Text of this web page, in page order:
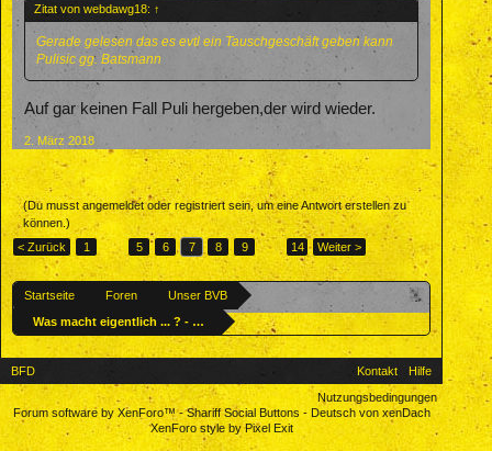
Zitat von webdawg18: ↑
Gerade gelesen das es evtl ein Tauschgeschäft geben kann
Pulisic gg. Batsmann
Auf gar keinen Fall Puli hergeben,der wird wieder.
2. März 2018
(Du musst angemeldet oder registriert sein, um eine Antwort erstellen zu
können.)
< Zurück
1 ← 5 6 7 8 9 → 14 Weiter >
Startseite Foren
Unser BVB
Was macht eigentlich ... ? - Ehemalige BVBler
BFD Kontakt
Hilfe
Nutzungsbedingungen
Forum software by XenForo™-Shariff Social Buttons - Deutsch von xenDach
XenForo style by Pixel Exit